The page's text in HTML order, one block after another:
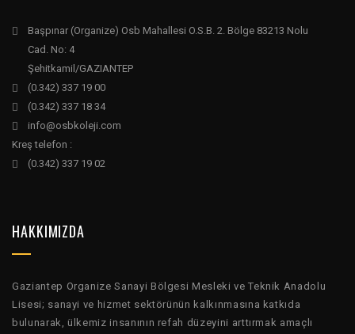
Başpınar (Organize) Osb Mahallesi O.S.B. 2. Bölge 83213 Nolu
Cad. No: 4
Şehitkamil/GAZIANTEP
(0.342) 337 19 00
(0.342) 337 18 34
info@osbkoleji.com
Kreş telefon :
(0.342) 337 19 02
HAKKIMIZDA
Gaziantep Organize Sanayi Bölgesi Mesleki ve Teknik Anadolu
Lisesi; sanayi ve hizmet sektörünün kalkınmasına katkıda
bulunarak, ülkemiz insanının refah düzeyini arttırmak amaçlı